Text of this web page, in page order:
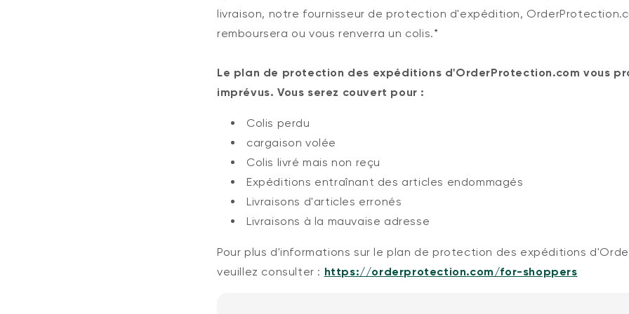
livraison, notre fournisseur de protection d'expédition,
remboursera ou vous renverra un colis.*
Le plan de protection des expéditions d'OrderProtection.com vous
imprévus. Vous serez couvert pour :
Colis perdu
cargaison volée
Colis livré mais non reçu
Expéditions entraînant des articles endommagés
Livraisons d'articles erronés
Livraisons à la mauvaise adresse
Pour plus d'informations sur le plan de protection des expéditions
veuillez consulter : https://orderprotection.com/for-shoppers
Kit de montage pour
sonnette vidéo Wyze v2
Kit de cales uniquement